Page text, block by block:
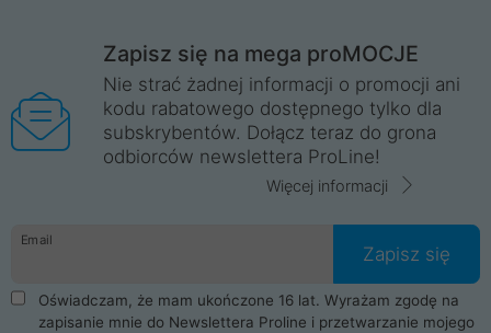
Zapisz się na mega proMOCJE
Nie strać żadnej informacji o promocji ani
kodu rabatowego dostępnego tylko dla
subskrybentów. Dołącz teraz do grona
odbiorców newslettera ProLine!
Więcej informacji
Email
Zapisz się
Oświadczam, że mam ukończone 16 lat. Wyrażam zgodę na
zapisanie mnie do Newslettera Proline i przetwarzanie mojego